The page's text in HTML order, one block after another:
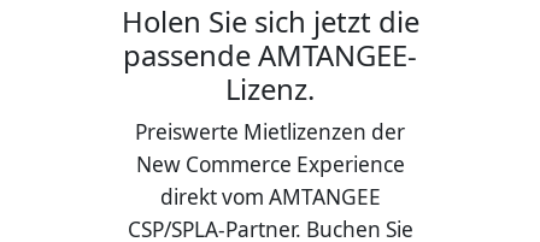
Holen Sie sich jetzt die
passende AMTANGEE-
Lizenz.
Preiswerte Mietlizenzen der
New Commerce Experience
direkt vom AMTANGEE
CSP/SPLA-Partner. Buchen Sie